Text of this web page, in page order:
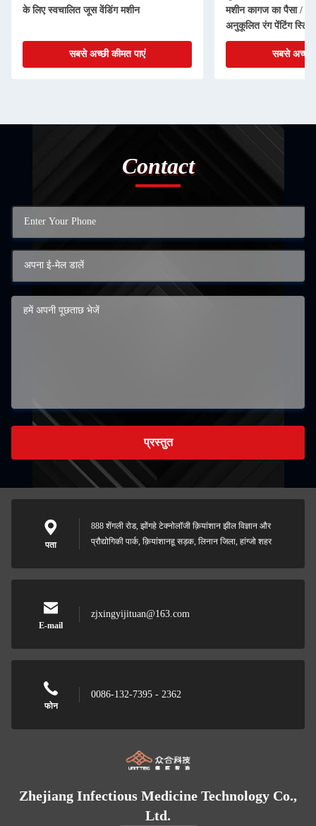
के लिए स्वचालित जूस वेंडिंग मशीन
सबसे अच्छी कीमत पाएं
मशीन कागज का पैसा /
अनुकूलित रंग पेंटिंग
सबसे अच्छी
Contact
प्रस्तुत
पता
888 शेंगली रोड, झोंगहे टेक्नोलॉजी क़ियांशान झील विज्ञान और
प्रौद्योगिकी पार्क, क़ियांशानहू सड़क, लिनान जिला, हांग्जो शहर
E-mail
zjxingyijituan@163.com
फोन
0086-132-7395 - 2362
Zhejiang Infectious Medicine Technology Co.,
Ltd.